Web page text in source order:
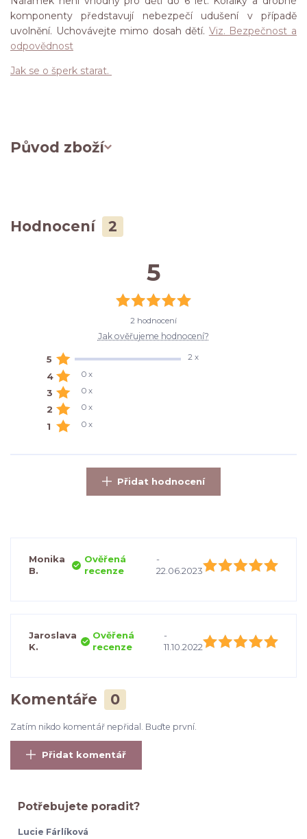
komponenty představují nebezpečí udušení v případě
uvolnění. Uchovávejte mimo dosah dětí. Viz. Bezpečnost a
odpovědnost
Jak se o šperk starat.
Původ zboží
Hodnocení 2
Přidat hodnocení
5
2 hodnocení
Jak ověřujeme hodnocení?
5 2 x
4 0 x
3 0 x
2 0 x
1 0 x
Monika
B.
Ověřená
recenze
-
22.06.2023
Jaroslava
K.
Ověřená
recenze
-
11.10.2022
Komentáře 0
Zatím nikdo komentář nepřidal. Buďte první.
Přidat komentář
Potřebujete poradit?
Lucie Fárlíková